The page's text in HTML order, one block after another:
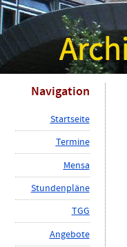
Navigation
Startseite
Termine
Mensa
Stundenpläne
TGG
Angebote